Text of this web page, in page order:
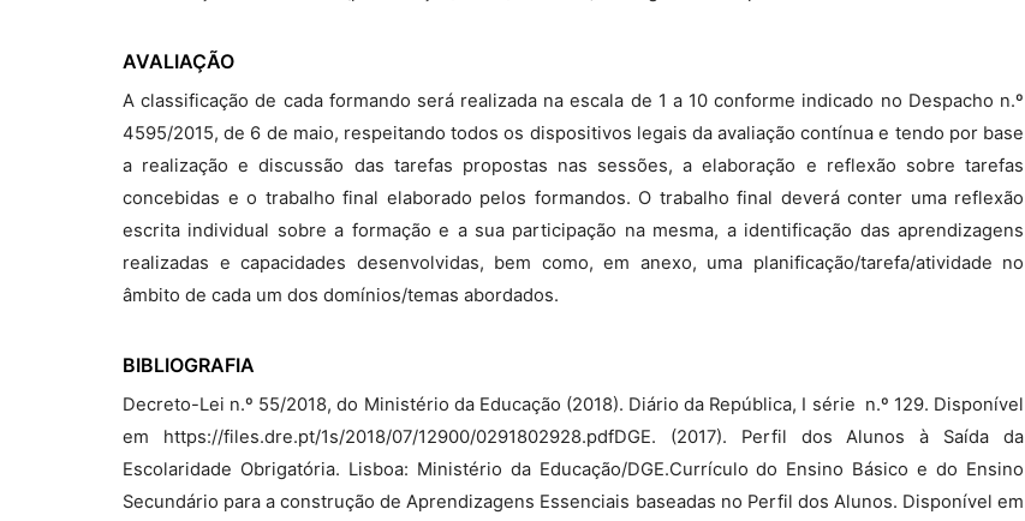
AVALIAÇÃO
A classificação de cada formando será realizada na escala de 1 a 10 conforme indicado no Despacho n.º
4595/2015, de 6 de maio, respeitando todos os dispositivos legais da avaliação contínua e tendo por base
a realização e discussão das tarefas propostas nas sessões, a elaboração e reflexão sobre tarefas
concebidas e o trabalho final elaborado pelos formandos. O trabalho final deverá conter uma reflexão
escrita individual sobre a formação e a sua participação na mesma, a identificação das aprendizagens
realizadas e capacidades desenvolvidas, bem como, em anexo, uma planificação/tarefa/atividade no
âmbito de cada um dos domínios/temas abordados.
BIBLIOGRAFIA
Decreto-Lei n.º 55/2018, do Ministério da Educação (2018). Diário da República, I série  n.º 129. Disponível
em https://files.dre.pt/1s/2018/07/12900/0291802928.pdfDGE. (2017). Perfil dos Alunos à Saída da
Escolaridade Obrigatória. Lisboa: Ministério da Educação/DGE.Currículo do Ensino Básico e do Ensino
Secundário para a construção de Aprendizagens Essenciais baseadas no Perfil dos Alunos. Disponível em